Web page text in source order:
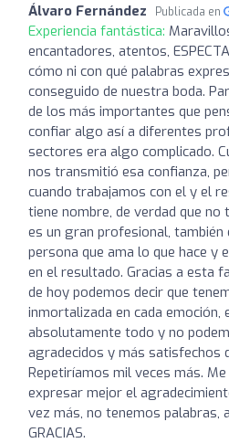
Álvaro Fernández Publicada en
Experiencia fantástica:
encantadores, atentos,
cómo ni con qué palabras
conseguido de nuestra boda.
de los más importantes que
confiar algo así a diferentes
sectores era algo complicado.
nos transmitió esa confianza,
cuando trabajamos con el y el
tiene nombre, de verdad que no
es un gran profesional, también
persona que ama lo que hace y
en el resultado. Gracias a esta
de hoy podemos decir que
inmortalizada en cada emoción,
absolutamente todo y no
agradecidos y más satisfechos
Repetiríamos mil veces más.
expresar mejor el
vez más, no tenemos palabras,
GRACIAS.